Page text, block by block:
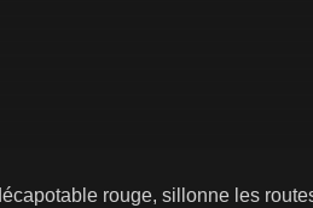
rouge, sillonne les